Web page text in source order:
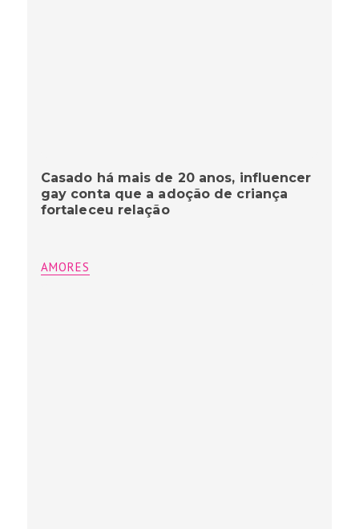
Casado há mais de 20 anos, influencer
gay conta que a adoção de criança
fortaleceu relação
AMORES